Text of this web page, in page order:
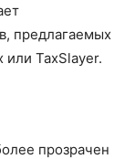
предлагаемых
или TaxSlayer.
прозрачен